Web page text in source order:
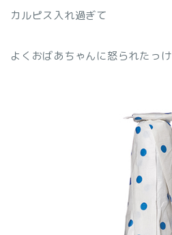
カルピス入れ過ぎて
よくおばあちゃんに怒られたっけ